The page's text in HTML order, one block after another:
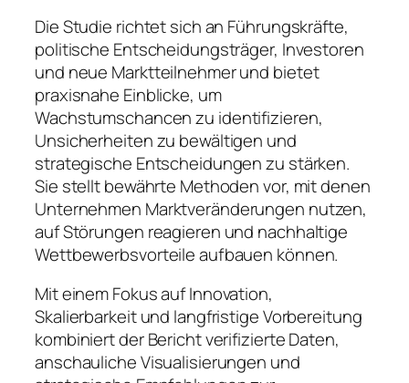
Die Studie richtet sich an Führungskräfte,
politische Entscheidungsträger, Investoren
und neue Marktteilnehmer und bietet
praxisnahe Einblicke, um
Wachstumschancen zu identifizieren,
Unsicherheiten zu bewältigen und
strategische Entscheidungen zu stärken.
Sie stellt bewährte Methoden vor, mit denen
Unternehmen Marktveränderungen nutzen,
auf Störungen reagieren und nachhaltige
Wettbewerbsvorteile aufbauen können.
Mit einem Fokus auf Innovation,
Skalierbarkeit und langfristige Vorbereitung
kombiniert der Bericht verifizierte Daten,
anschauliche Visualisierungen und